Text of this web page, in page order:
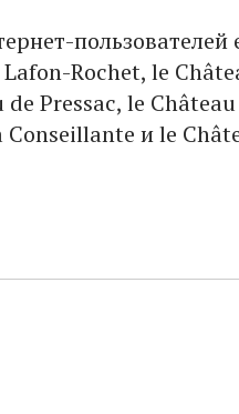
пользователей
Rochet, le
Pressac, le Château
Conseillante и le